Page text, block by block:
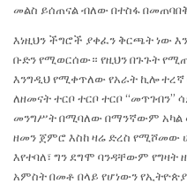
መልስ ይሰጠናል ብለው በተስፋ
እነዚህን ችግሮች ያቀፈን ቅርጫት ነው
ቡድን የሚወርሰው። የዚህን በጉጉት
እንግዲህ የሚቀጥለው የአራት ኪሎ
ለዘመናት ተርቦ ተርቦ ተርቦ “መጥገብን”
መንግሥት በሚባለው በማንኛውም አካል
ዘመን ጀምሮ እስከ ዛሬ ድረስ የሚሾመው
እየተባለ፣ ግን ደግሞ ባንዳቸውም
አምስት በመቶ በላይ የሆነውን